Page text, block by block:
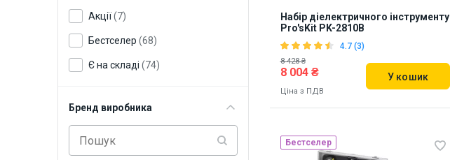
Набір діелектричного інструменту
Pro'sKit PK-2810B
4.7 (3)
8 428 ₴
8 004 ₴
Ціна з ПДВ
У кошик
Бестселер
Акції(7)
Бестселер (68)
Є на складі (74)
Бренд виробника